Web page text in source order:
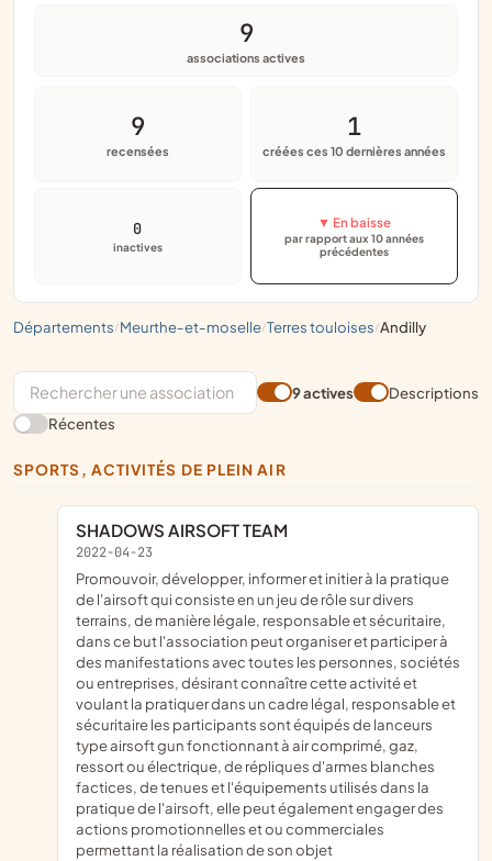
départements/ meurthe-et-moselle/ terres touloises/ andilly
9
associations actives
9
recensées
1
créées ces 10 dernières années
0
inactives
▼ En baisse
par rapport aux 10 années
précédentes
9 actives
Descriptions
Récentes
SPORTS, ACTIVITÉS DE PLEIN AIR
SHADOWS AIRSOFT TEAM
2022-04-23
promouvoir, développer, informer et initier à la pratique
de l'airsoft qui consiste en un jeu de rôle sur divers
terrains, de manière légale, responsable et sécuritaire,
dans ce but l'association peut organiser et participer à
des manifestations avec toutes les personnes, sociétés
ou entreprises, désirant connaître cette activité et
voulant la pratiquer dans un cadre légal, responsable et
sécuritaire les participants sont équipés de lanceurs
type airsoft gun fonctionnant à air comprimé, gaz,
ressort ou électrique, de répliques d'armes blanches
factices, de tenues et l'équipements utilisés dans la
pratique de l'airsoft, elle peut également engager des
actions promotionnelles et ou commerciales
permettant la réalisation de son objet